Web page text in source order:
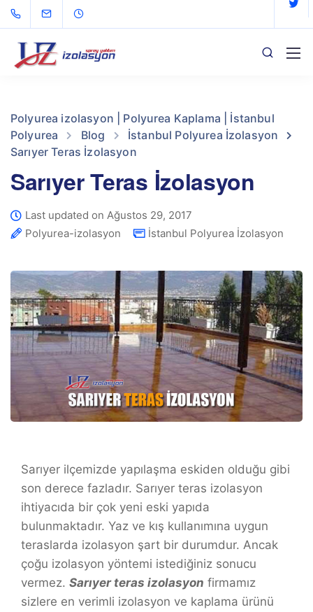
Polyurea izolasyon | Polyurea Kaplama | İstanbul
Polyurea
Blog
İstanbul Polyurea İzolasyon
Sarıyer Teras İzolasyon
Sarıyer Teras İzolasyon
Last updated on Ağustos 29, 2017
Polyurea-izolasyon
İstanbul Polyurea İzolasyon
Sarıyer ilçemizde yapılaşma eskiden olduğu gibi
son derece fazladır. Sarıyer teras izolasyon
ihtiyacıda bir çok yeni eski yapıda
bulunmaktadır. Yaz ve kış kullanımına uygun
teraslarda izolasyon şart bir durumdur. Ancak
çoğu izolasyon yöntemi istediğiniz sonucu
vermez. Sarıyerteras izolasyon firmamız
sizlere en verimli izolasyon ve kaplama ürünü